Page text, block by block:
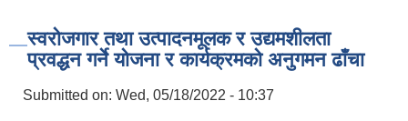
स्वरोजगार तथा उत्पादनमूलक र उद्यमशीलता
प्रवद्धन गर्ने योजना र कार्यक्रमको अनुगमन ढाँचा
Submitted on: Wed, 05/18/2022 - 10:37